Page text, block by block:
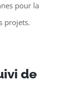
pour la
projets.
de